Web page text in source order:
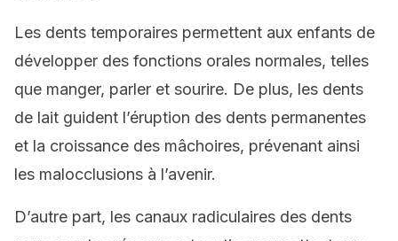
Les dents temporaires permettent aux enfants de
développer des fonctions orales normales, telles
que manger, parler et sourire. De plus, les dents
de lait guident l’éruption des dents permanentes
et la croissance des mâchoires, prévenant ainsi
les malocclusions à l’avenir.
D’autre part, les canaux radiculaires des dents